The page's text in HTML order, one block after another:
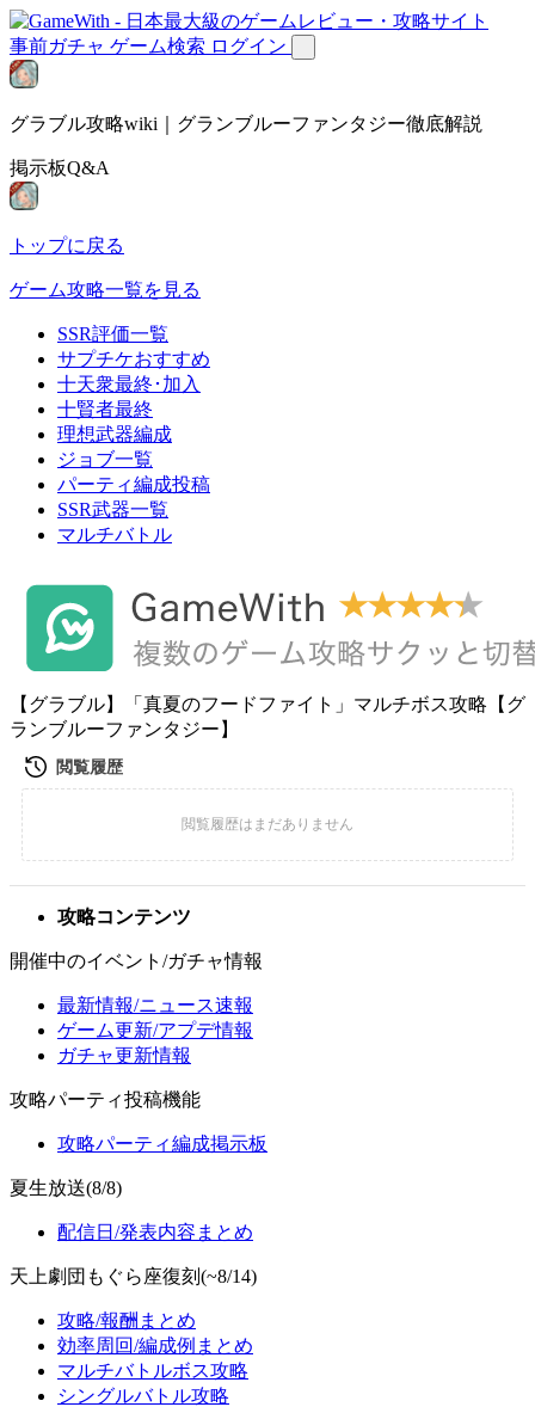
事前ガチャ ゲーム検索 ログイン
グラブル攻略wiki｜グランブルーファンタジー徹底解説
掲示板Q&A
トップに戻る
ゲーム攻略一覧を見る
SSR評価一覧
サプチケおすすめ
十天衆最終･加入
十賢者最終
理想武器編成
ジョブ一覧
パーティ編成投稿
SSR武器一覧
マルチバトル
【グラブル】「真夏のフードファイト」マルチボス攻略【グ
ランブルーファンタジー】
攻略コンテンツ
開催中のイベント/ガチャ情報
最新情報/ニュース速報
ゲーム更新/アプデ情報
ガチャ更新情報
攻略パーティ投稿機能
攻略パーティ編成掲示板
夏生放送(8/8)
配信日/発表内容まとめ
天上劇団もぐら座復刻(~8/14)
攻略/報酬まとめ
効率周回/編成例まとめ
マルチバトルボス攻略
シングルバトル攻略